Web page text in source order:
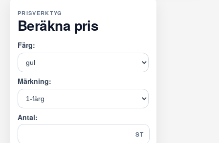
PRISVERKTYG
Beräkna pris
Färg:
Märkning:
Antal:
ST